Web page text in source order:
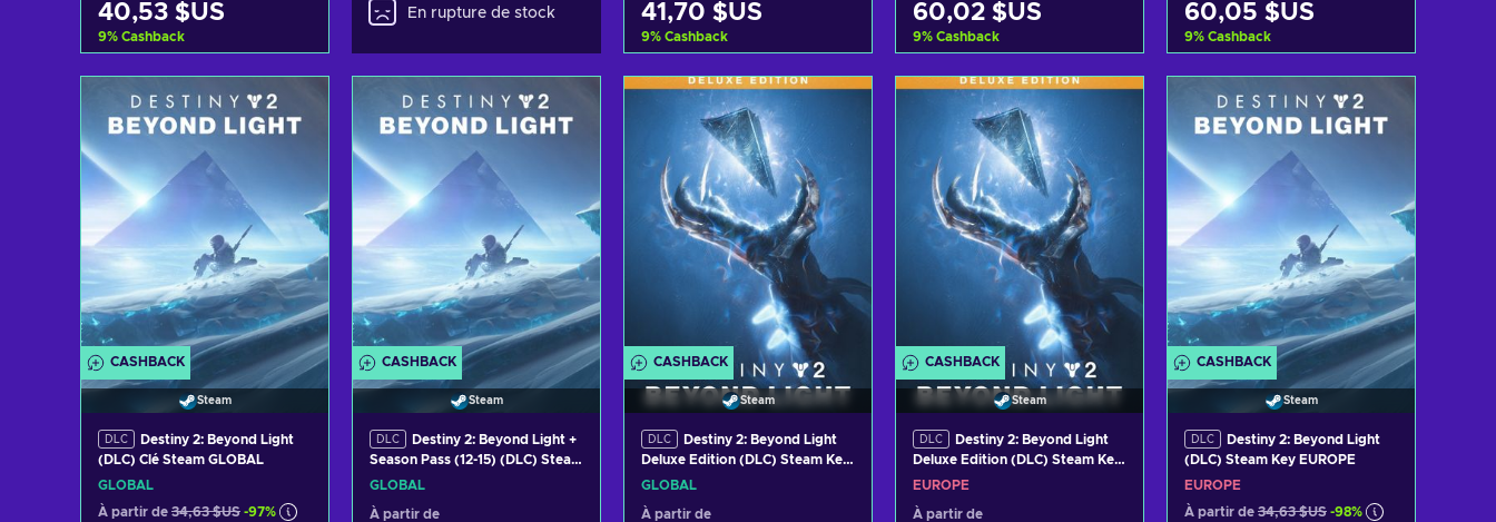
40,53 $US
9% Cashback
Voir les offres
En rupture de stock 41,70 $US
9% Cashback
Ajouter au panier
Voir les offres
60,02 $US
9% Cashback
Ajouter au panier
Voir les offres
60,05 $US
9% Cashback
Voir les offres
CASHBACK
Steam
DLC
Destiny 2: Beyond Light
(DLC) Clé Steam GLOBAL
GLOBAL
À partir de 34,63 $US -97%
CASHBACK
Steam
DLC
Destiny 2: Beyond Light +
Season Pass (12-15) (DLC) Steam
Key GLOBAL
GLOBAL
À partir de
CASHBACK
Steam
DLC
Destiny 2: Beyond Light
Deluxe Edition (DLC) Steam Key
GLOBAL
GLOBAL
À partir de
CASHBACK
Steam
DLC
Destiny 2: Beyond Light
Deluxe Edition (DLC) Steam Key
EUROPE
EUROPE
À partir de
CASHBACK
Steam
DLC
Destiny 2: Beyond Light
(DLC) Steam Key EUROPE
EUROPE
À partir de 34,63 $US -98%